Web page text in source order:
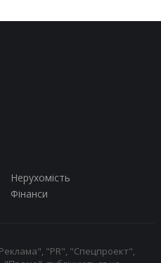
Нерухомість
Фінанси
"PR", "Спецпроект",